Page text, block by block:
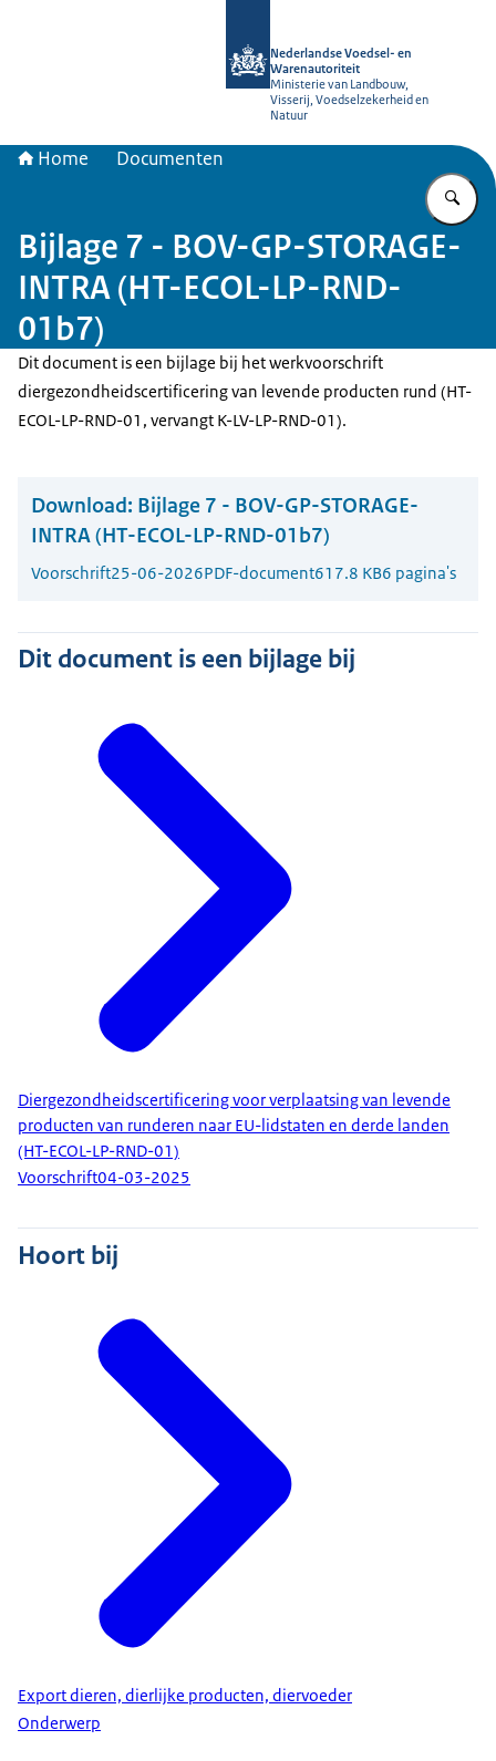
Nederlandse Voedsel- en
Warenautoriteit
Ministerie van Landbouw,
Visserij, Voedselzekerheid en
Natuur
Home Documenten
Bijlage 7 - BOV-GP-STORAGE-
INTRA (HT-ECOL-LP-RND-
01b7)
Dit document is een bijlage bij het werkvoorschrift
diergezondheidscertificering van levende producten rund (HT-
ECOL-LP-RND-01, vervangt K-LV-LP-RND-01).
Download: Bijlage 7 - BOV-GP-STORAGE-
INTRA (HT-ECOL-LP-RND-01b7)
Voorschrift25-06-2026PDF-document617.8 KB6 pagina's
Dit document is een bijlage bij
Diergezondheidscertificering voor verplaatsing van levende
producten van runderen naar EU-lidstaten en derde landen
(HT-ECOL-LP-RND-01)
Voorschrift04-03-2025
Hoort bij
Export dieren, dierlijke producten, diervoeder
Onderwerp